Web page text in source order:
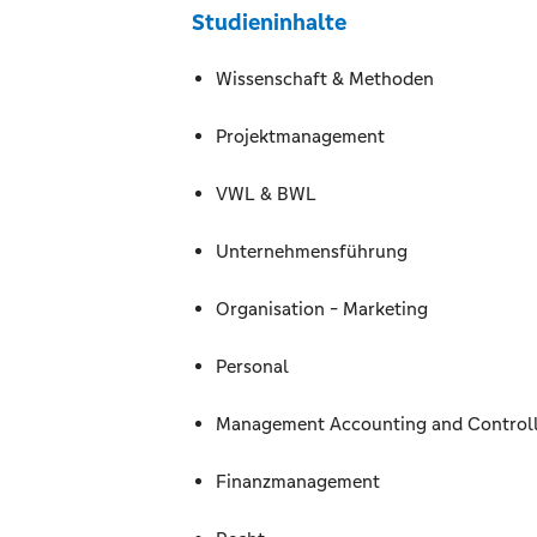
Studieninhalte
Wissenschaft & Methoden
Projektmanagement
VWL & BWL
Unternehmensführung
Organisation - Marketing
Personal
Management Accounting and
Finanzmanagement